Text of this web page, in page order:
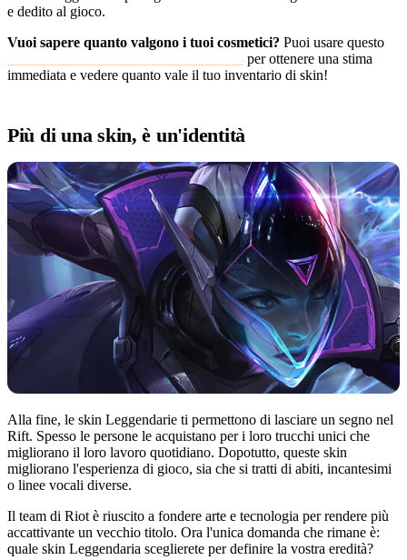
e dedito al gioco.
Vuoi sapere quanto valgono i tuoi cosmetici? Puoi usare questo
per ottenere una stima
immediata e vedere quanto vale il tuo inventario di skin!
Più di una skin, è un'identità
Alla fine, le skin Leggendarie ti permettono di lasciare un segno nel
Rift. Spesso le persone le acquistano per i loro trucchi unici che
migliorano il loro lavoro quotidiano. Dopotutto, queste skin
migliorano l'esperienza di gioco, sia che si tratti di abiti, incantesimi
o linee vocali diverse.
Il team di Riot è riuscito a fondere arte e tecnologia per rendere più
accattivante un vecchio titolo. Ora l'unica domanda che rimane è:
quale skin Leggendaria sceglierete per definire la vostra eredità?